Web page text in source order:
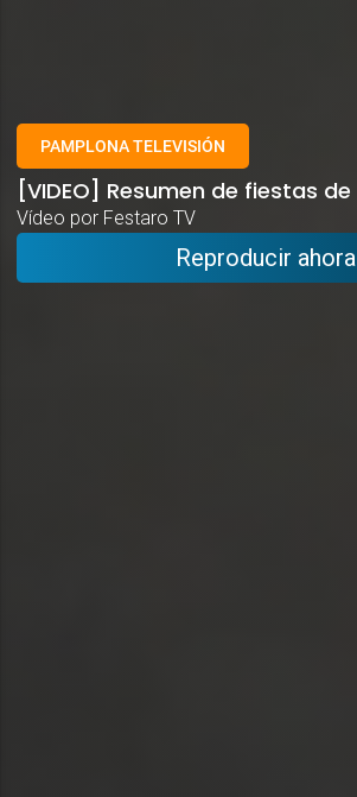
PAMPLONA TELEVISIÓN
[VIDEO] Resumen de fiestas
Vídeo por Festaro TV
Reproducir ahora